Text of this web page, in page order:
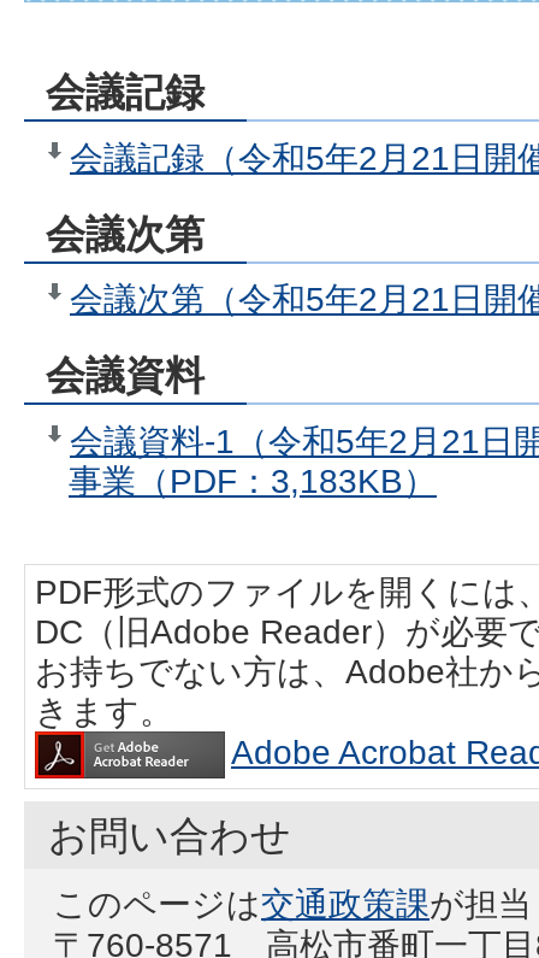
会議記録
会議記録（令和5年2月21日開
会議次第
会議次第（令和5年2月21日開
会議資料
会議資料-1（令和5年2月21
事業（PDF：3,183KB）
PDF形式のファイルを開くには
DC（旧Adobe Reader）が必要
お持ちでない方は、Adobe社か
きます。
Adobe Acrobat
お問い合わせ
このページは交通政策課が担
〒760-8571 高松市番町一丁